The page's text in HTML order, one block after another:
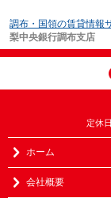
調布・国領の賃貸情報
梨中央銀行調布支店
定休
ホーム
会社概要